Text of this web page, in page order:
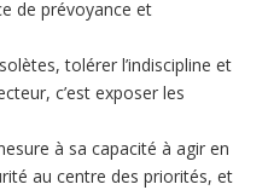
de prévoyance et
tolérer l’indiscipline et
c’est exposer les
à sa capacité à agir en
au centre des priorités, et